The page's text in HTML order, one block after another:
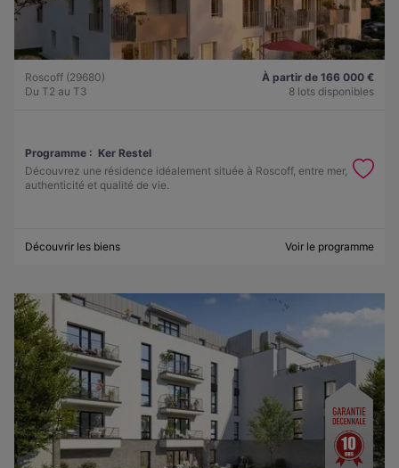
Roscoff (29680)
Du T2 au T3
À partir de 166 000 €
8 lots disponibles
Programme : Ker Restel
Découvrez une résidence idéalement située à Roscoff, entre mer,
authenticité et qualité de vie.
Découvrir les biens Voir le programme